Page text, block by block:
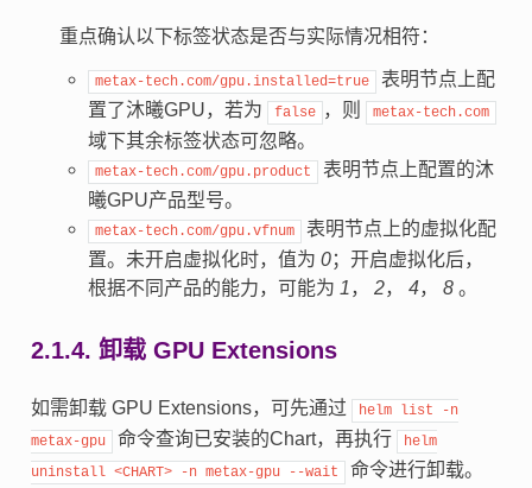
重点确认以下标签状态是否与实际情况相符：
metax-tech.com/gpu.installed=true
表明节点上配
置了沐曦GPU，若为
false ，则 metax-tech.com
域下其余标签状态可忽略。
metax-tech.com/gpu.product
表明节点上配置的沐
曦GPU产品型号。
metax-tech.com/gpu.vfnum
表明节点上的虚拟化配
置。未开启虚拟化时，值为 0；开启虚拟化后，
根据不同产品的能力，可能为 1 ， 2， 4， 8。
2.1.4. 卸载 GPU Extensions
如需卸载 GPU Extensions，可先通过 helm list
-n
metax-gpu
命令查询已安装的Chart，再执行
helm
uninstall <CHART> -n metax-gpu --wait 命令进行卸载。